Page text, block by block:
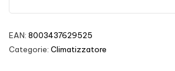
EAN: 8003437629525
Categorie: Climatizzatore